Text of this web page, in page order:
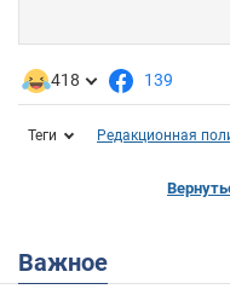
418 139
Теги Редакционная
Важное